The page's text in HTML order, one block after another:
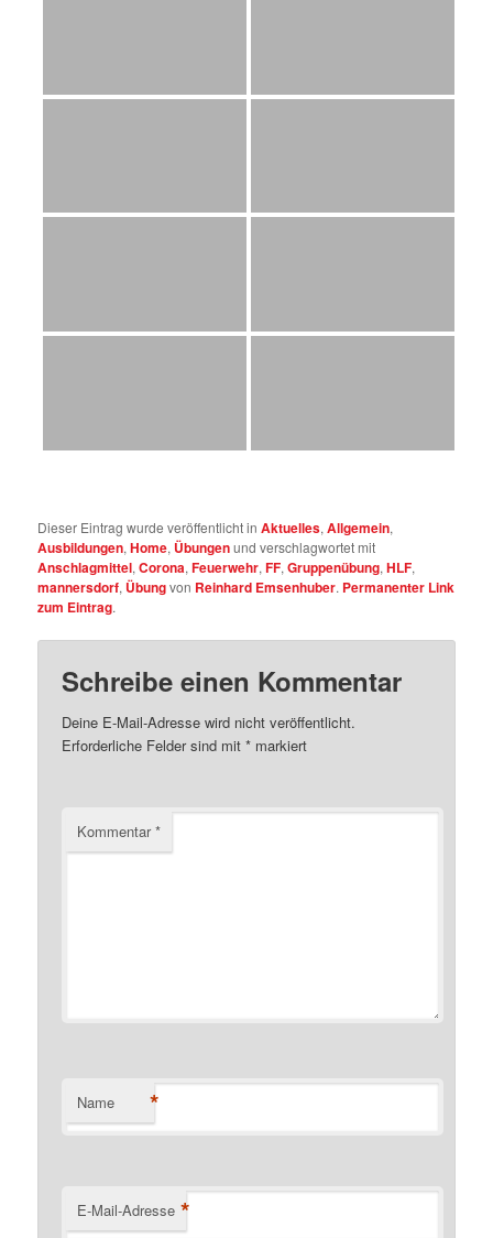
Dieser Eintrag wurde veröffentlicht inAktuelles,Allgemein,
Ausbildungen,Home, Übungenund verschlagwortet mit
Anschlagmittel,Corona,Feuerwehr,FF,Gruppenübung,HLF,
mannersdorf, Übungvon Reinhard Emsenhuber. Permanenter Link
zum Eintrag.
Schreibe einen Kommentar
Deine E-Mail-Adresse wird nicht veröffentlicht.
Erforderliche Felder sind mit* markiert
Kommentar*
Name *
E-Mail-Adresse *